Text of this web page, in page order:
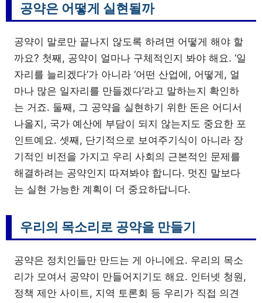
공약은 어떻게 실현될까
공약이 말로만 끝나지 않도록 하려면 어떻게 해야 할
까요? 첫째, 공약이 얼마나 구체적인지 봐야 해요. ‘일
자리를 늘리겠다’가 아니라 ‘어떤 산업에, 어떻게, 얼
마나 많은 일자리를 만들겠다’라고 말하는지 확인하
는 거죠. 둘째, 그 공약을 실현하기 위한 돈은 어디서
나올지, 국가 예산에 부담이 되지 않는지도 중요한 포
인트예요. 셋째, 단기적으로 보여주기식이 아니라 장
기적인 비전을 가지고 우리 사회의 근본적인 문제를
해결하려는 공약인지 따져봐야 합니다. 멋진 말보다
는 실현 가능한 계획이 더 중요하답니다.
우리의 목소리로 공약을 만들기
공약은 정치인들만 만드는 게 아니에요. 우리의 목소
리가 모여서 공약이 만들어지기도 해요. 인터넷 청원,
정책 제안 사이트, 지역 토론회 등 우리가 직접 의견